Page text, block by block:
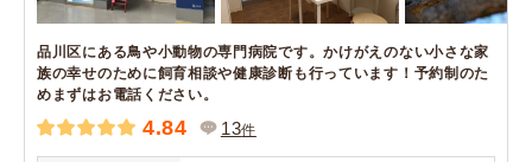
品川区にある鳥や小動物の専門病院です。かけがえのない小さな家
族の幸せのために飼育相談や健康診断も行っています！予約制のた
めまずはお電話ください。
4.84 13件